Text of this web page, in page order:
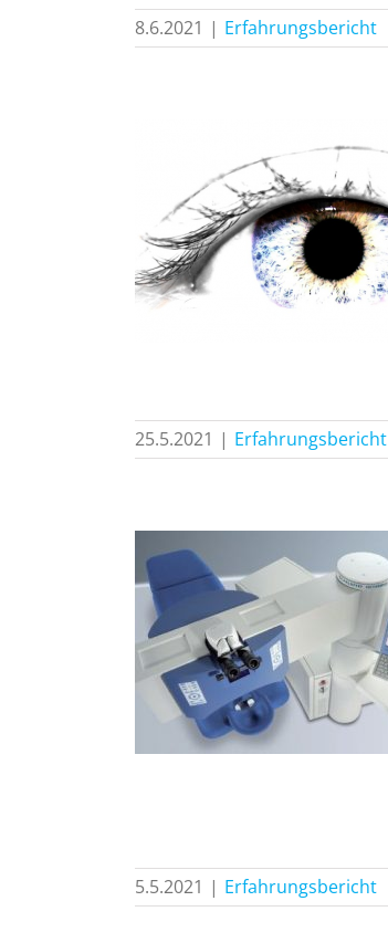
8.6.2021 | Erfahrungsbericht
25.5.2021 | Erfahrungsbericht
5.5.2021 | Erfahrungsbericht